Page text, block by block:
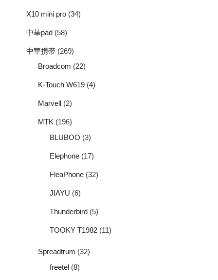
X10 mini pro (34)
中華pad (58)
中華携帯 (269)
Broadcom (22)
K-Touch W619 (4)
Marvell (2)
MTK (196)
BLUBOO (3)
Elephone (17)
FleaPhone (32)
JIAYU (6)
Thunderbird (5)
TOOKY T1982 (11)
Spreadtrum (32)
freetel (8)